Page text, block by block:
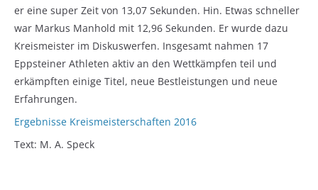
er eine super Zeit von 13,07 Sekunden. Hin. Etwas schneller
war Markus Manhold mit 12,96 Sekunden. Er wurde dazu
Kreismeister im Diskuswerfen. Insgesamt nahmen 17
Eppsteiner Athleten aktiv an den Wettkämpfen teil und
erkämpften einige Titel, neue Bestleistungen und neue
Erfahrungen.
Ergebnisse Kreismeisterschaften 2016
Text: M. A. Speck